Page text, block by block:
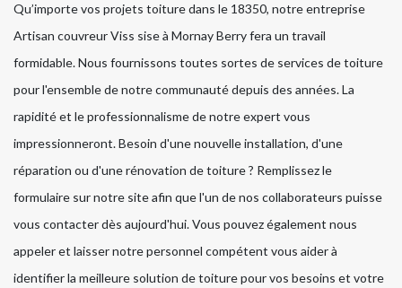
Qu’importe vos projets toiture dans le 18350, notre entreprise
Artisan couvreur Viss sise à Mornay Berry fera un travail
formidable. Nous fournissons toutes sortes de services de toiture
pour l'ensemble de notre communauté depuis des années. La
rapidité et le professionnalisme de notre expert vous
impressionneront. Besoin d'une nouvelle installation, d'une
réparation ou d'une rénovation de toiture ? Remplissez le
formulaire sur notre site afin que l'un de nos collaborateurs puisse
vous contacter dès aujourd'hui. Vous pouvez également nous
appeler et laisser notre personnel compétent vous aider à
identifier la meilleure solution de toiture pour vos besoins et votre